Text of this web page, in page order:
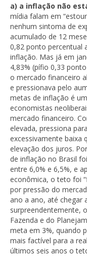
a) a inflação não
mídia falam em
nenhum sintoma de
acumulado de 12
0,82 ponto percentual
inflação. Mas já em
4,83% (pífio 0,33
o mercado financeiro
e pressionava pelo
metas de inflação é
economistas
mercado financeiro.
elevada, pressiona
excessivamente baixa
elevação dos juros.
de inflação no Brasil
entre 6,0% e 6,5%, e
econômica, o teto foi
por pressão do
ano a ano, até chegar
surpreendentemente,
Fazenda e do
meta em 3%, quando
mais factível para a
últimos seis anos o